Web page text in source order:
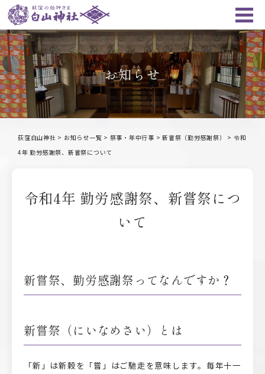
お知らせ
荻窪白山神社 > お知らせ一覧 > 祭事・年中行事 > 新嘗祭（勤労感謝祭） > 令和
4年 勤労感謝祭、新嘗祭について
令和4年 勤労感謝祭、新嘗祭につ
いて
新嘗祭、勤労感謝祭ってなんですか？
新嘗祭（にいなめさい）とは
「新」は新穀を「嘗」はご馳走を意味します。毎年十一